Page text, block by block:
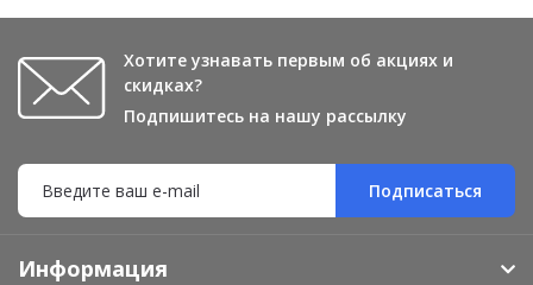
Хотите узнавать первым об акциях и
скидках?
Подпишитесь на нашу рассылку
Подписаться
Информация